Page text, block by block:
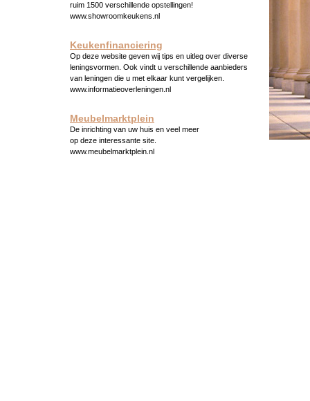
ruim 1500 verschillende opstellingen!
www.showroomkeukens.nl
Keukenfinanciering
Op deze website geven wij tips en uitleg over diverse
leningsvormen. Ook vindt u verschillende aanbieders
van leningen die u met elkaar kunt vergelijken.
www.informatieoverleningen.nl
Meubelmarktplein
De inrichting van uw huis en veel meer
op deze interessante site.
www.meubelmarktplein.nl